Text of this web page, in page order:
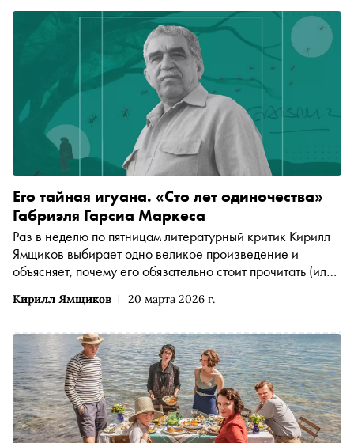
Кирилл Ямщиков 20 марта 2026 г.
Его тайная игуана. «Сто лет одиночества»
Габриэля Гарсиа Маркеса
Раз в неделю по пятницам литературный критик Кирилл
Ямщиков выбирает одно великое произведение и
объясняет, почему его обязательно стоит прочитать (или
Габриэля Гарсиа Маркеса. Библия магического
страданием от своей инаковости